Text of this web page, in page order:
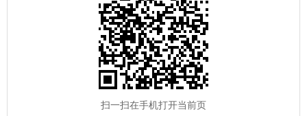
扫一扫在手机打开当前页